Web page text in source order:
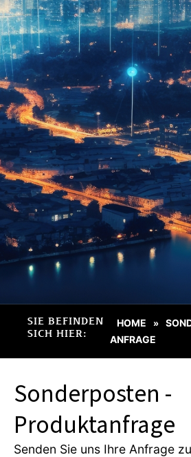
SIE BEFINDEN
SICH HIER:
HOME »
ANFRAGE
Sonderposten -
Produktanfrage
Senden Sie uns Ihre Anfrage